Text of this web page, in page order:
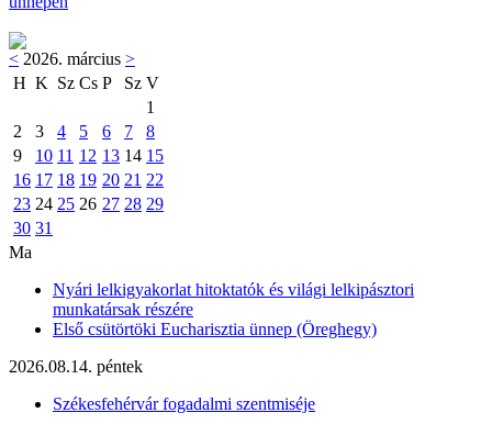
< 2026. március >
H K Sz Cs P Sz V
1
2
3 4 5 6 7
8
9
10 11 12 13 14 15
16 17 18 19 20 21 22
23 24 25 26 27 28 29
30 31
Ma
Nyári lelkigyakorlat hitoktatók és világi lelkipásztori
munkatársak részére
Első csütörtöki Eucharisztia ünnep (Öreghegy)
2026.08.14. péntek
Székesfehérvár fogadalmi szentmiséje